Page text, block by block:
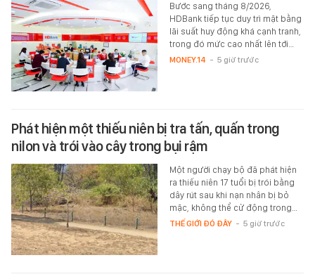
Bước sang tháng 8/2026,
HDBank tiếp tục duy trì mặt bằng
lãi suất huy động khá cạnh tranh,
trong đó mức cao nhất lên tới…
MONEY.14 - 5 giờ trước
Phát hiện một thiếu niên bị tra tấn, quấn trong
nilon và trói vào cây trong bụi rậm
Một người chạy bộ đã phát hiện
ra thiếu niên 17 tuổi bị trói bằng
dây rút sau khi nạn nhân bị bỏ
mặc, không thể cử động trong…
THẾ GIỚI ĐÓ ĐÂY - 5 giờ trước